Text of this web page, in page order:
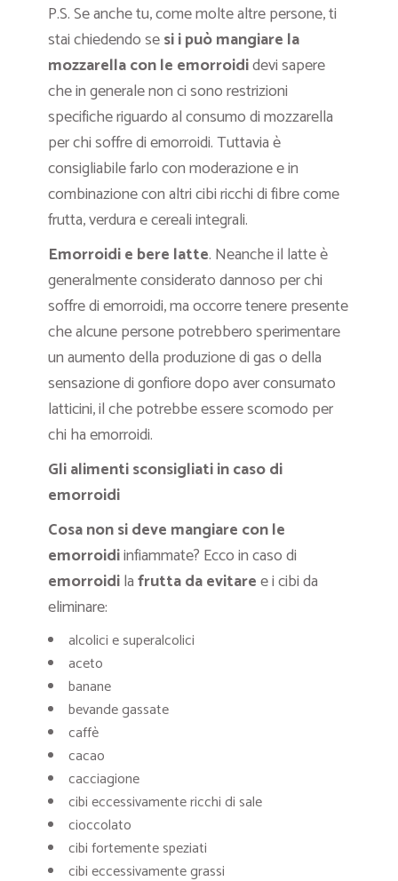
P.S. Se anche tu, come molte altre persone, ti
stai chiedendo sesi i può mangiare la
mozzarella con le emorroididevi sapere
che in generale non ci sono restrizioni
specifiche riguardo al consumo di mozzarella
per chi soffre di emorroidi. Tuttavia è
consigliabile farlo con moderazione e in
combinazione con altri cibi ricchi di fibre come
frutta, verdura e cereali integrali.
Emorroidi e bere latte. Neanche il latte è
generalmente considerato dannoso per chi
soffre di emorroidi, ma occorre tenere presente
che alcune persone potrebbero sperimentare
un aumento della produzione di gas o della
sensazione di gonfiore dopo aver consumato
latticini, il che potrebbe essere scomodo per
chi ha emorroidi.
Gli alimenti sconsigliati in caso di
emorroidi
Cosa non si deve mangiare con le
emorroidiinfiammate? Ecco in caso di
emorroidilafrutta da evitaree i cibi da
eliminare:
alcolici e superalcolici
aceto
banane
bevande gassate
caffè
cacao
cacciagione
cibi eccessivamente ricchi di sale
cioccolato
cibi fortemente speziati
cibi eccessivamente grassi